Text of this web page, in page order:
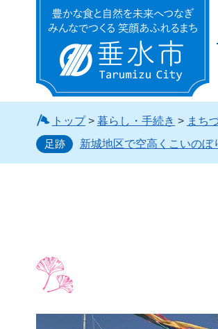
垂水市
トップ> 暮らし・手続き > まち
足跡
新城地区で空高くこいのぼ